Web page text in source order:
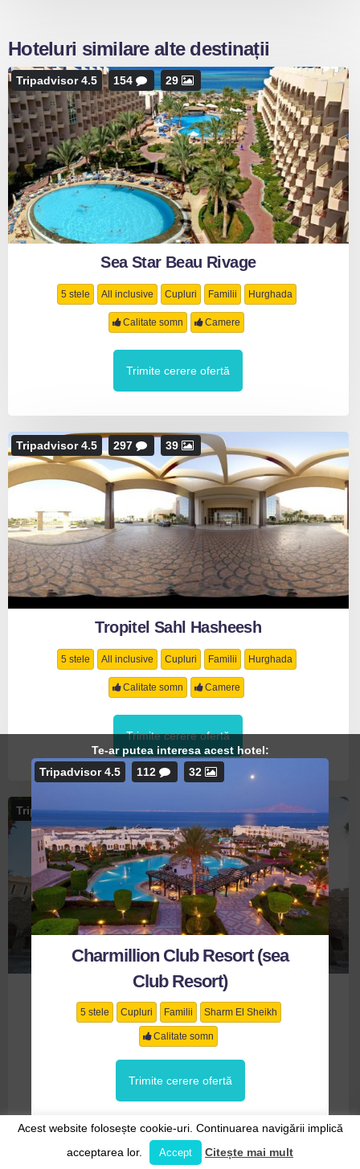
Te-ar putea interesa acest hotel:
Tripadvisor 4.5
112 32
Charmillion Club Resort (sea
Club Resort)
5 stele Cupluri Familii Sharm El Sheikh
Calitate somn
Trimite cerere ofertă
Închide
Hoteluri similare alte destinații
Tripadvisor 4.5 154 29
Sea Star Beau Rivage
5 stele All inclusive Cupluri Familii Hurghada
Calitate somn Camere
Trimite cerere ofertă
Tripadvisor 4.5 297 39
Tropitel Sahl Hasheesh
5 stele All inclusive Cupluri Familii Hurghada
Calitate somn Camere
Trimite cerere ofertă
Tripadvisor 4.5 33 18
Albatros Citadel
5 stele All inclusive Cupluri Familii Hurghada
Trimite cerere ofertă
Acest website folosește cookie-uri. Continuarea navigării implică
acceptarea lor.
Accept Citește mai mult